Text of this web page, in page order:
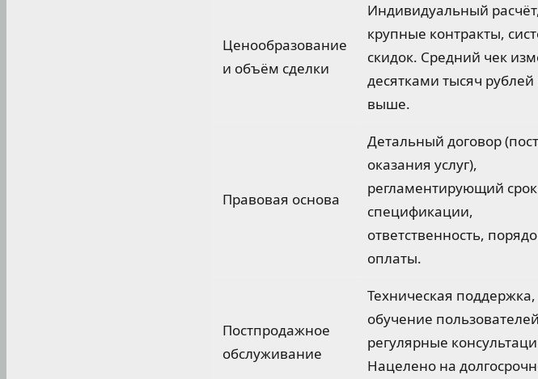
Ценообразование
и объём сделки
Индивидуальный
крупные контракты,
скидок. Средний чек
десятками тысяч рублей
выше.
Правовая основа
Детальный договор
оказания услуг),
регламентирующий
спецификации,
ответственность,
оплаты.
Постпродажное
обслуживание
Техническая поддержка,
обучение
регулярные
Нацелено на